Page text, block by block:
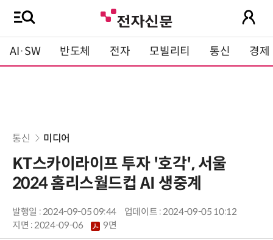
AI·SW 반도체 전자 모빌리티 통신 경제
통신 미디어
KT스카이라이프 투자 '호각', 서울
2024 홈리스월드컵 AI 생중계
발행일 : 2024-09-05 09:44
업데이트 : 2024-09-05 10:12
지면 :2024-09-06 9면